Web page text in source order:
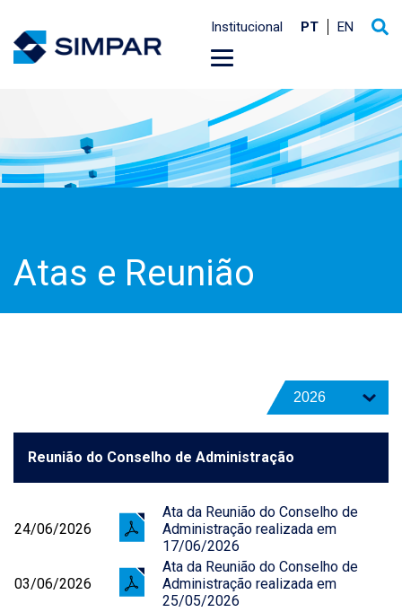
Institucional PT EN
Atas e Reunião
Reunião do Conselho de Administração
24/06/2026
Ata da Reunião do Conselho de
Administração realizada em
17/06/2026
03/06/2026
Ata da Reunião do Conselho de
Administração realizada em
25/05/2026